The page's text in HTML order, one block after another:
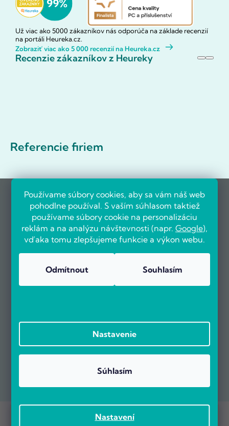
Používame súbory cookies, aby sa vám náš web
pohodlne používal. S vaším súhlasom taktiež
používame súbory cookie na personalizáciu
reklám a na analýzu návštevnosti (napr. Google),
vďaka tomu zlepšujeme funkcie a výkon webu.
Nastavení
Odmítnout Souhlasím
Nastavenie
Súhlasím
Prebieha Masaker cien! Navyše objednávky nad 100 EUR sú s
Už viac ako 5000 zákazníkov nás odporúča na základe recenzií
na portáli Heureka.cz.
Zobraziť viac ako 5 000 recenzií na Heureka.cz
Recenzie zákazníkov z Heureky
Referencie firiem
POČÍTÁRNA.SK . Všetky práva vyhradené.